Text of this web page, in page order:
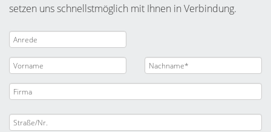
setzen uns schnellstmöglich mit Ihnen in Verbindung.